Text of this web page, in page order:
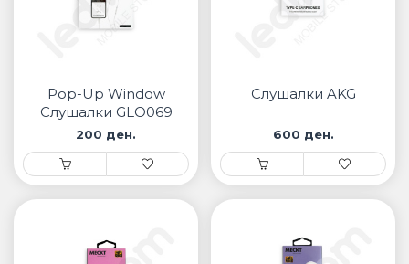
Pop-Up Window
Слушалки GLO069
200 ден.
Слушалки AKG
600 ден.